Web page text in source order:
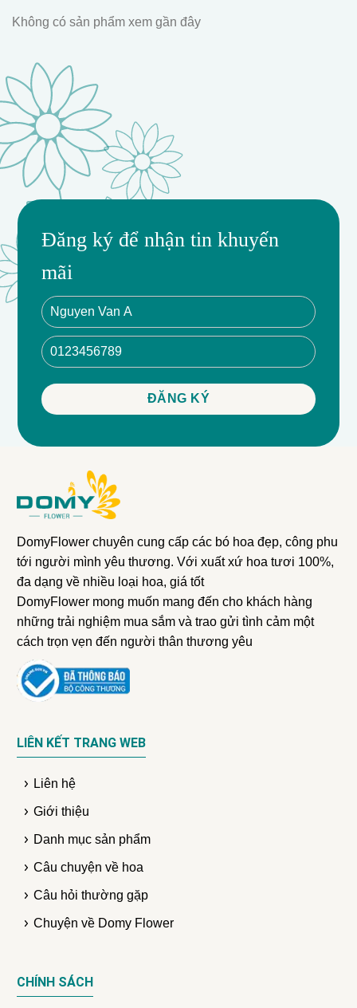
Không có sản phẩm xem gần đây
Đăng ký để nhận tin khuyến
mãi
DomyFlower chuyên cung cấp các bó hoa đẹp, công phu
tới người mình yêu thương. Với xuất xứ hoa tươi 100%,
đa dạng về nhiều loại hoa, giá tốt
DomyFlower mong muốn mang đến cho khách hàng
những trải nghiệm mua sắm và trao gửi tình cảm một
cách trọn vẹn đến người thân thương yêu
LIÊN KẾT TRANG WEB
Liên hệ
Giới thiệu
Danh mục sản phẩm
Câu chuyện về hoa
Câu hỏi thường gặp
Chuyện về Domy Flower
CHÍNH SÁCH